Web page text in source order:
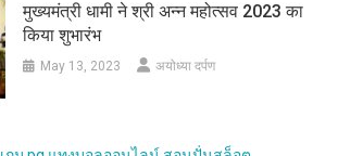
मुख्यमंत्री धामी ने श्री अन्न महोत्सव 2023 का
किया शुभारंभ
May 13, 2023 अयोध्या दर्पण